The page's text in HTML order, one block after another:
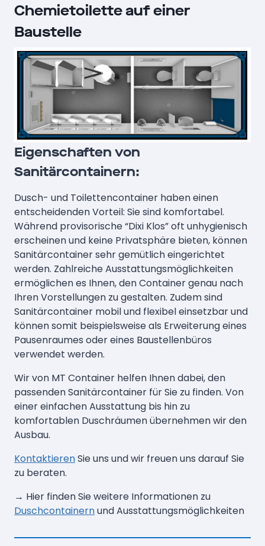
Chemietoilette auf einer
Baustelle
Eigenschaften von
Sanitärcontainern:
Dusch- und Toilettencontainer haben einen
entscheidenden Vorteil: Sie sind komfortabel.
Während provisorische “Dixi Klos” oft unhygienisch
erscheinen und keine Privatsphäre bieten, können
Sanitärcontainer sehr gemütlich eingerichtet
werden. Zahlreiche Ausstattungsmöglichkeiten
ermöglichen es Ihnen, den Container genau nach
Ihren Vorstellungen zu gestalten. Zudem sind
Sanitärcontainer mobil und flexibel einsetzbar und
können somit beispielsweise als Erweiterung eines
Pausenraumes oder eines Baustellenbüros
verwendet werden.
Wir von MT Container helfen Ihnen dabei, den
passenden Sanitärcontainer für Sie zu finden. Von
einer einfachen Ausstattung bis hin zu
komfortablen Duschräumen übernehmen wir den
Ausbau.
Kontak­tierenSie uns und wir freuen uns darauf Sie
zu beraten.
→ Hier finden Sie weitere Informationen zu
Duschcontainernund Ausstattungsmöglichkeiten